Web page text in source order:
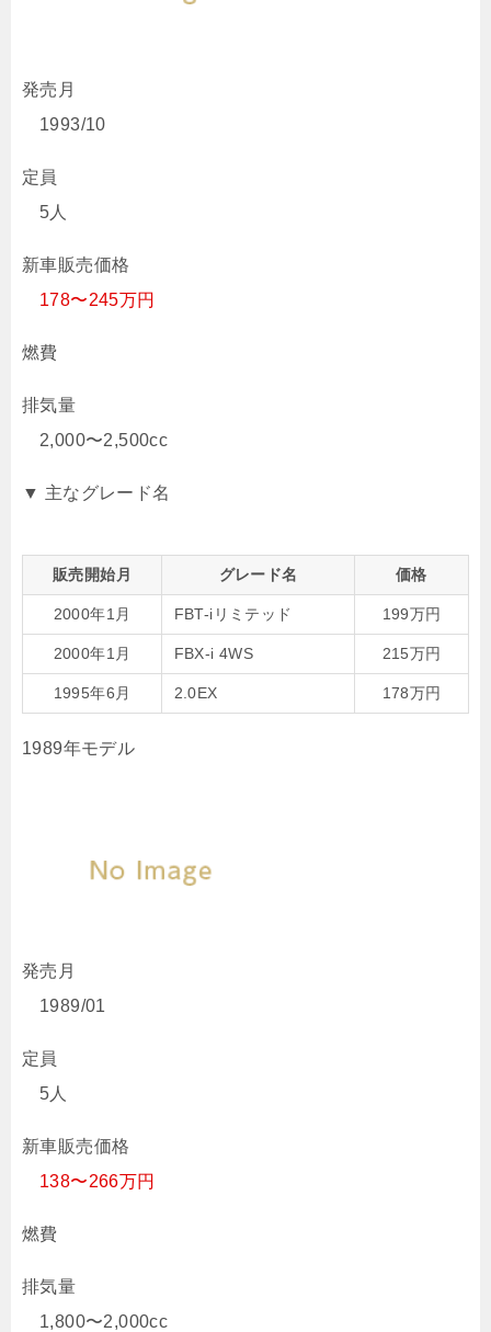
発売月
1993/10
定員
5人
新車販売価格
178〜245万円
燃費
排気量
2,000〜2,500cc
▼ 主なグレード名
販売開始月 グレード名 価格
2000年1月 FBT-iリミテッド 199万円
2000年1月 FBX-i 4WS 215万円
1995年6月 2.0EX 178万円
1989年モデル
発売月
1989/01
定員
5人
新車販売価格
138〜266万円
燃費
排気量
1,800〜2,000cc